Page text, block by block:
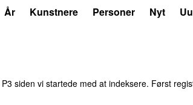
År Kunstnere Personer Nyt
siden vi startede med at indeksere. Først